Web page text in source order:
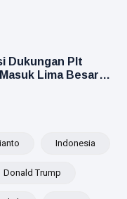
Dukungan Plt
Lima Besar
Indonesia
Donald Trump